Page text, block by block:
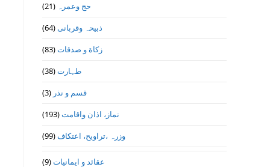
حج وعمرہ (21)
ذبیحہ وقربانی(64)
زکاة و صدقات(83)
طہارت(38)
قسم و نذر (3)
نماز، اذان واقامت(193)
وزرہ ،تراويح، اعتكاف(99)
عقائد و ایمانیات(9)